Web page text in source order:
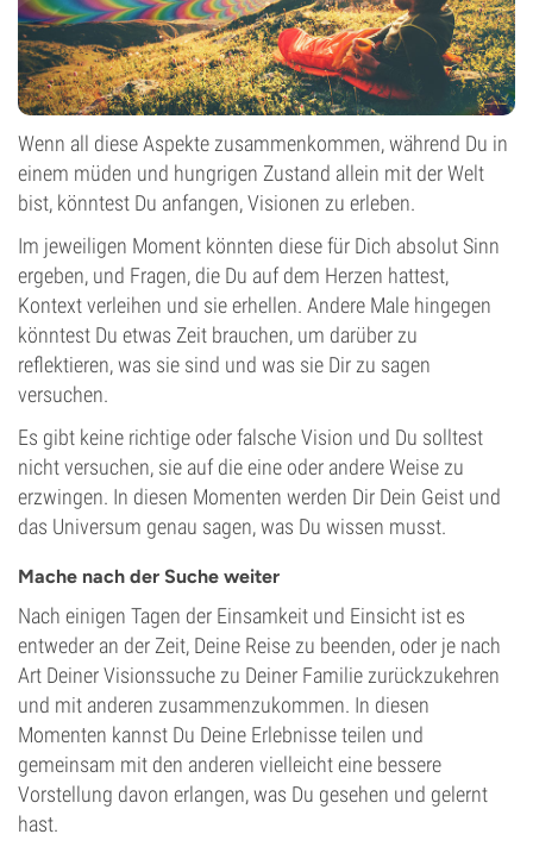
Wenn all diese Aspekte zusammenkommen, während Du in
einem müden und hungrigen Zustand allein mit der Welt
bist, könntest Du anfangen, Visionen zu erleben.
Im jeweiligen Moment könnten diese für Dich absolut Sinn
ergeben, und Fragen, die Du auf dem Herzen hattest,
Kontext verleihen und sie erhellen. Andere Male hingegen
könntest Du etwas Zeit brauchen, um darüber zu
reflektieren, was sie sind und was sie Dir zu sagen
versuchen.
Es gibt keine richtige oder falsche Vision und Du solltest
nicht versuchen, sie auf die eine oder andere Weise zu
erzwingen. In diesen Momenten werden Dir Dein Geist und
das Universum genau sagen, was Du wissen musst.
Mache nach der Suche weiter
Nach einigen Tagen der Einsamkeit und Einsicht ist es
entweder an der Zeit, Deine Reise zu beenden, oder je nach
Art Deiner Visionssuche zu Deiner Familie zurückzukehren
und mit anderen zusammenzukommen. In diesen
Momenten kannst Du Deine Erlebnisse teilen und
gemeinsam mit den anderen vielleicht eine bessere
Vorstellung davon erlangen, was Du gesehen und gelernt
hast.